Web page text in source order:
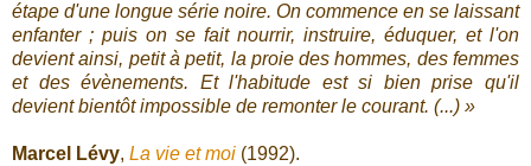
étape d'une longue série noire. On commence en se laissant
enfanter ; puis on se fait nourrir, instruire, éduquer, et l'on
devient ainsi, petit à petit, la proie des hommes, des femmes
et des évènements. Et l'habitude est si bien prise qu'il
devient bientôt impossible de remonter le courant. (...) »
Marcel Lévy, La vie et moi (1992).